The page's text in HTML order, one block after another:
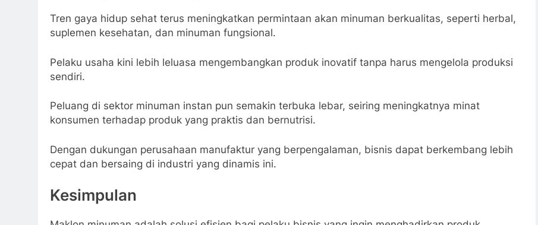
Tren gaya hidup sehat terus meningkatkan permintaan akan minuman berkualitas, seperti herbal,
suplemen kesehatan, dan minuman fungsional.
Pelaku usaha kini lebih leluasa mengembangkan produk inovatif tanpa harus mengelola produksi
sendiri.
Peluang di sektor minuman instan pun semakin terbuka lebar, seiring meningkatnya minat
konsumen terhadap produk yang praktis dan bernutrisi.
Dengan dukungan perusahaan manufaktur yang berpengalaman, bisnis dapat berkembang lebih
cepat dan bersaing di industri yang dinamis ini.
Kesimpulan